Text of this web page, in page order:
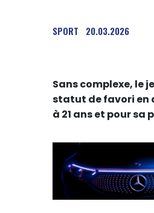
SPORT 20.03.2026
Sans complexe, le
statut de favori en
à 21 ans et pour sa